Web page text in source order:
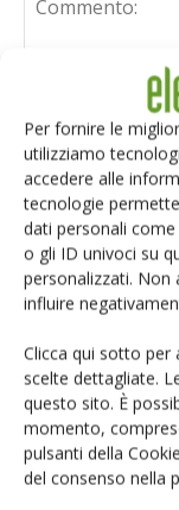
Per fornire le
utilizziamo
accedere alle
tecnologie
dati personali
o gli ID univoci su
personalizzati. Non
influire
Clicca qui sotto per
scelte dettagliate.
questo sito. È
momento,
pulsanti della
del consenso nella
Salva il mio
prossimi commenti.